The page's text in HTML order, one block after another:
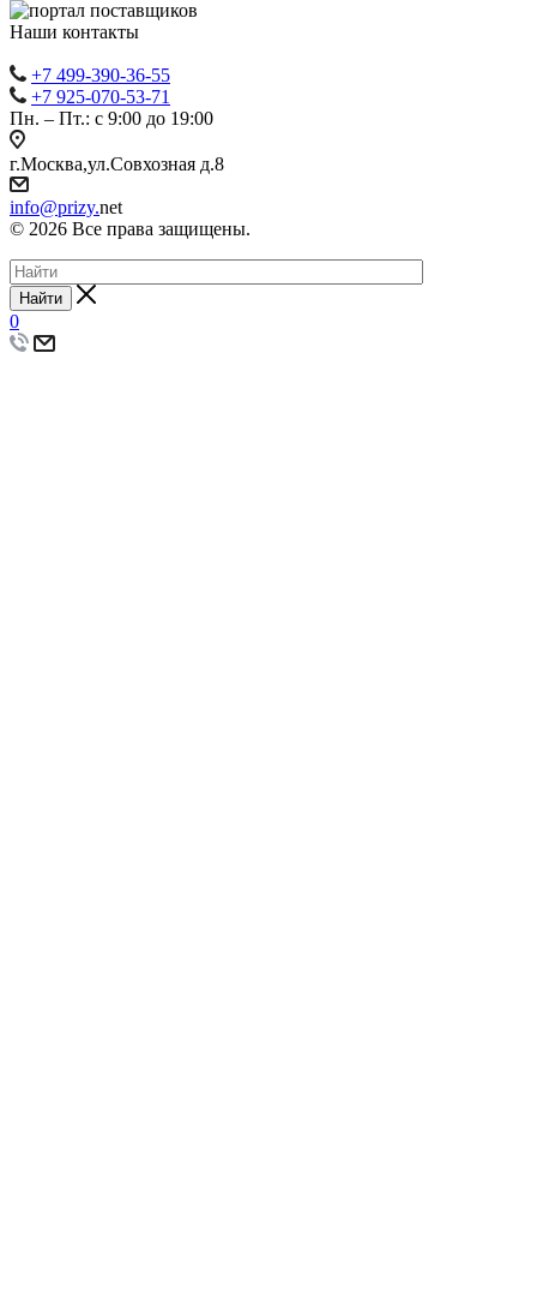
Наши контакты
+7 499-390-36-55
+7 925-070-53-71
Пн. – Пт.: с 9:00 до 19:00
г.Москва,ул.Совхозная д.8
info@prizy.net
© 2026 Все права защищены.
Найти
0